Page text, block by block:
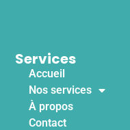
Services
Accueil
Nos services
À propos
Contact